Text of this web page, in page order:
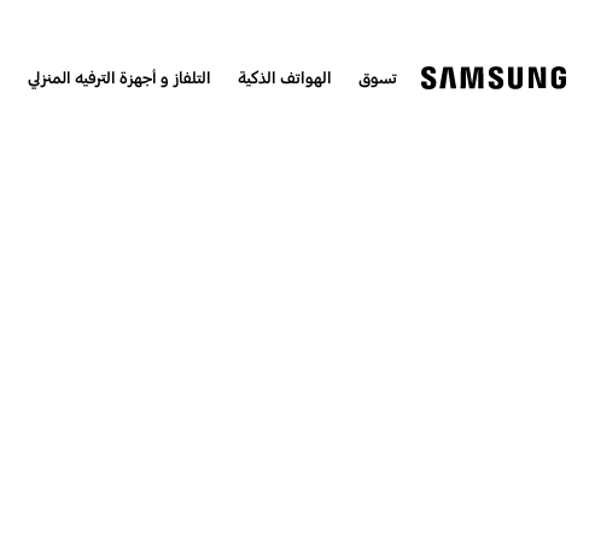
تسوق الهواتف الذكية التلفاز و أجهزة الترفيه المنزلي